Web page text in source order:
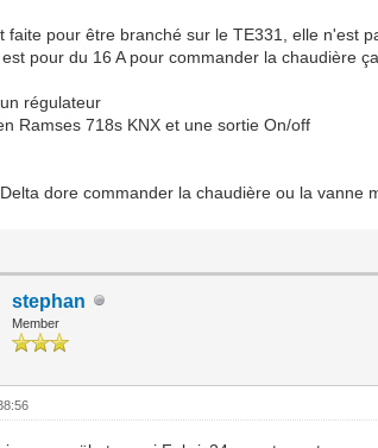
faite pour être branché sur le TE331, elle n'est
pour du 16 A pour commander la chaudière
régulateur
Ramses 718s KNX et une sortie On/off
dore commander la chaudière ou la vanne
stephan
Member